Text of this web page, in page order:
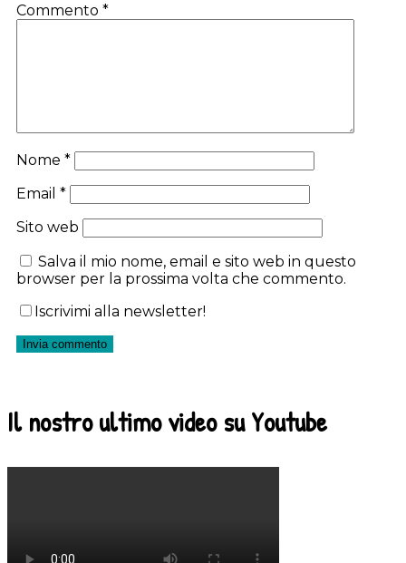
Commento *
Nome *
Email *
Sito web
Salva il mio nome, email e sito web in questo
browser per la prossima volta che commento.
Iscrivimi alla newsletter!
Il nostro ultimo video su Youtube